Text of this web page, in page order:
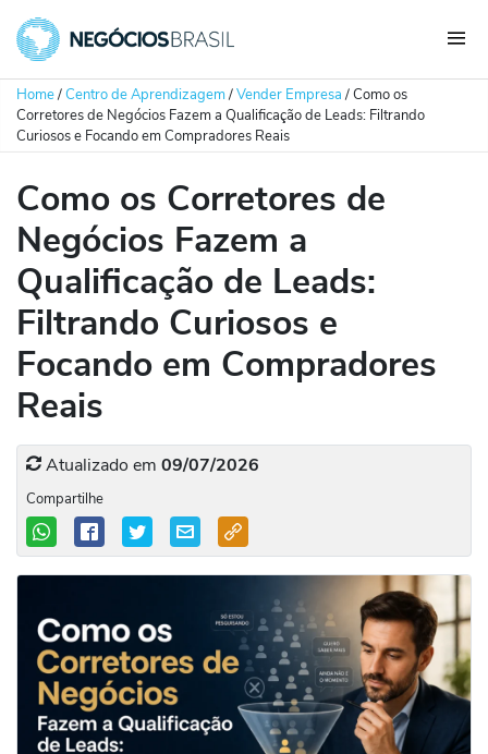
Home/Centro de Aprendizagem/Vender Empresa/Como os
Corretores de Negócios Fazem a Qualificação de Leads: Filtrando
Curiosos e Focando em Compradores Reais
Como os Corretores de
Negócios Fazem a
Qualificação de Leads:
Filtrando Curiosos e
Focando em Compradores
Reais
Atualizado em 09/07/2026
Compartilhe